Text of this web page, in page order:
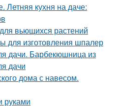
Летняя кухня на даче:
вьющихся растений
для изготовления шпалер
дачи. Барбекюшница из
дачи
дома с навесом.
руками